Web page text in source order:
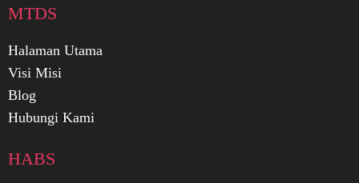
MTDS
Halaman Utama
Visi Misi
Blog
Hubungi Kami
HABS